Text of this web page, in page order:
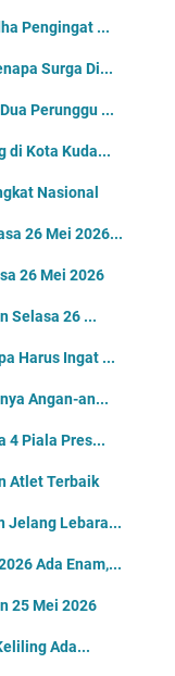
Pengingat ...
Surga Di...
Perunggu ...
di Kota Kuda...
Nasional
26 Mei 2026...
26 Mei 2026
Selasa 26 ...
Harus Ingat ...
Angan-an...
4 Piala Pres...
Atlet Terbaik
Jelang Lebara...
Ada Enam,...
25 Mei 2026
Ada...